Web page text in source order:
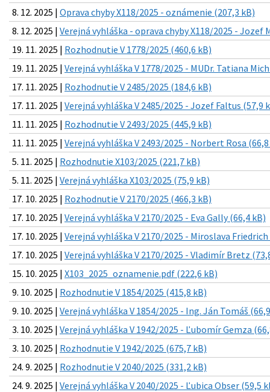
8. 12. 2025 | Oprava chyby X118/2025 - oznámenie (207,3 kB)
8. 12. 2025 | Verejná vyhláška - oprava chyby X118/2025 - Jozef
19. 11. 2025 | Rozhodnutie V 1778/2025 (460,6 kB)
19. 11. 2025 | Verejná vyhláška V 1778/2025 - MUDr. Tatiana
17. 11. 2025 | Rozhodnutie V 2485/2025 (184,6 kB)
17. 11. 2025 | Verejná vyhláška V 2485/2025 - Jozef Faltus (57,9
11. 11. 2025 | Rozhodnutie V 2493/2025 (445,9 kB)
11. 11. 2025 | Verejná vyhláška V 2493/2025 - Norbert Rosa
5. 11. 2025 | Rozhodnutie X103/2025 (221,7 kB)
5. 11. 2025 | Verejná vyhláška X103/2025 (75,9 kB)
17. 10. 2025 | Rozhodnutie V 2170/2025 (466,3 kB)
17. 10. 2025 | Verejná vyhláška V 2170/2025 - Eva Gally (66,4 kB)
17. 10. 2025 | Verejná vyhláška V 2170/2025 - Miroslava
17. 10. 2025 | Verejná vyhláška V 2170/2025 - Vladimír Bretz
15. 10. 2025 | X103_2025_oznamenie.pdf (222,6 kB)
9. 10. 2025 | Rozhodnutie V 1854/2025 (415,8 kB)
9. 10. 2025 | Verejná vyhláška V 1854/2025 - Ing. Ján Tomáš
3. 10. 2025 | Verejná vyhláška V 1942/2025 - Ľubomír Gemza
3. 10. 2025 | Rozhodnutie V 1942/2025 (675,7 kB)
24. 9. 2025 | Rozhodnutie V 2040/2025 (331,2 kB)
24. 9. 2025 | Verejná vyhláška V 2040/2025 - Ľubica Obser (59,5